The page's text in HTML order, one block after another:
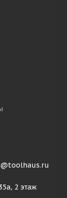
2 этаж